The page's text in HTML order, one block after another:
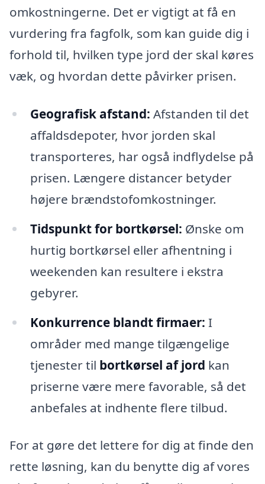
omkostningerne. Det er vigtigt at få en
vurdering fra fagfolk, som kan guide dig i
forhold til, hvilken type jord der skal køres
væk, og hvordan dette påvirker prisen.
Geografisk afstand: Afstanden til det
affaldsdepoter, hvor jorden skal
transporteres, har også indflydelse på
prisen. Længere distancer betyder
højere brændstofomkostninger.
Tidspunkt for bortkørsel: Ønske om
hurtig bortkørsel eller afhentning i
weekenden kan resultere i ekstra
gebyrer.
Konkurrence blandt firmaer: I
områder med mange tilgængelige
tjenester til bortkørsel af jord kan
priserne være mere favorable, så det
anbefales at indhente flere tilbud.
For at gøre det lettere for dig at finde den
rette løsning, kan du benytte dig af vores